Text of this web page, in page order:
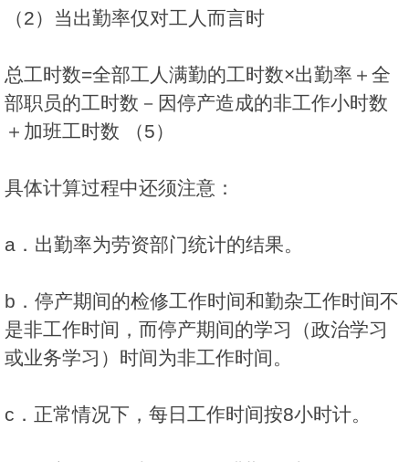
（2）当出勤率仅对工人而言时
总工时数=全部工人满勤的工时数×出勤率＋全
部职员的工时数－因停产造成的非工作小时数
＋加班工时数 （5）
具体计算过程中还须注意：
a．出勤率为劳资部门统计的结果。
b．停产期间的检修工作时间和勤杂工作时间不
是非工作时间，而停产期间的学习（政治学习
或业务学习）时间为非工作时间。
c．正常情况下，每日工作时间按8小时计。